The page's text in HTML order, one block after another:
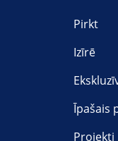
Pirkt
Izīrē
Īpašais
Projekti